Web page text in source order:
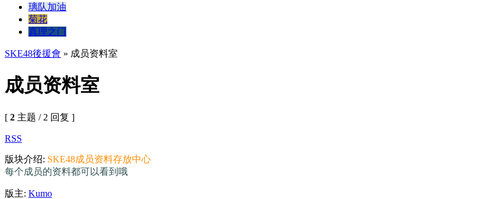
璃队加油
菊花
真理之门
SKE48後援會 » 成员资料室
成员资料室
[ 2 主题 / 2 回复 ]
RSS
版块介绍: SKE48成员资料存放中心
每个成员的资料都可以看到哦
版主: Kumo